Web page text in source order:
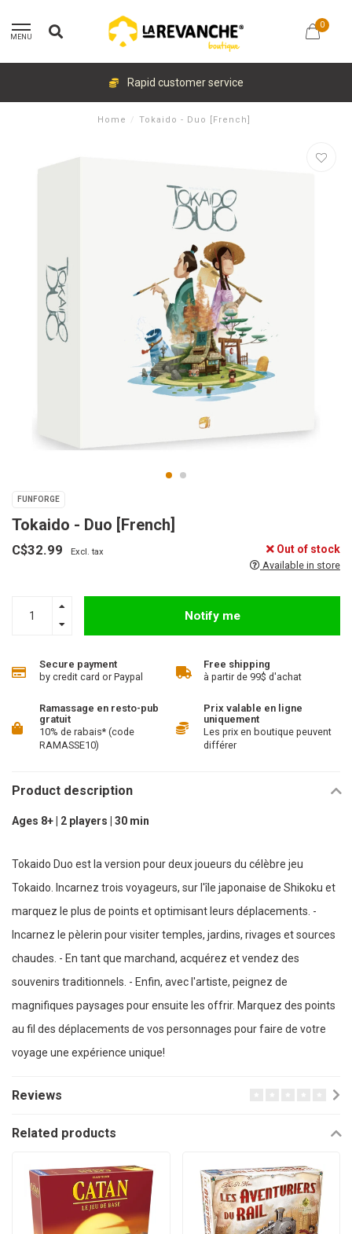
MENU
0
Rapid customer service
Home / Tokaido - Duo [French]
FUNFORGE
Tokaido - Duo [French]
C$32.99 Excl. tax Out of stock
Available in store
Notify me
Secure payment
by credit card or Paypal
Free shipping
à partir de 99$ d'achat
Ramassage en resto-pub
gratuit
10% de rabais* (code
RAMASSE10)
Prix valable en ligne
uniquement
Les prix en boutique peuvent
différer
Product description
Ages 8+ | 2 players | 30 min
Tokaido Duo est la version pour deux joueurs du célèbre jeu
Tokaido. Incarnez trois voyageurs, sur l'île japonaise de Shikoku et
marquez le plus de points et optimisant leurs déplacements. -
Incarnez le pèlerin pour visiter temples, jardins, rivages et sources
chaudes. - En tant que marchand, acquérez et vendez des
souvenirs traditionnels. - Enfin, avec l'artiste, peignez de
magnifiques paysages pour ensuite les offrir. Marquez des points
au fil des déplacements de vos personnages pour faire de votre
voyage une expérience unique!
Reviews
Related products